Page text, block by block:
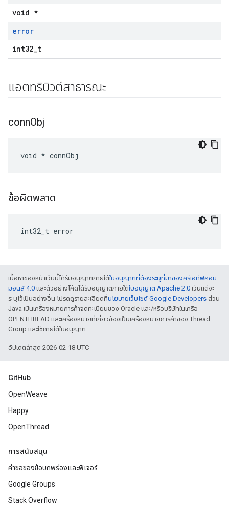
void *
error
int32_t
แอตทริบิวต์สาธารณะ
connObj
void * connObj
ข้อผิดพลาด
int32_t error
เนื้อหาของหน้าเว็บนี้ได้รับอนุญาตภายใต้ใบอนุญาตที่ต้องระบุที่มาของครีเอทีฟคอม
มอนส์ 4.0 และตัวอย่างโค้ดได้รับอนุญาตภายใต้ใบอนุญาต Apache 2.0 เว้นแต่จะ
ระบุไว้เป็นอย่างอื่น โปรดดูรายละเอียดที่นโยบายเว็บไซต์ Google Developers ส่วน
Java เป็นเครื่องหมายการค้าจดทะเบียนของ Oracle และ/หรือบริษัทในเครือ
OPENTHREAD และเครื่องหมายที่เกี่ยวข้องเป็นเครื่องหมายการค้าของ Thread
Group และใช้ภายใต้ใบอนุญาต
อัปเดตล่าสุด 2026-02-18 UTC
GitHub
OpenWeave
Happy
OpenThread
การสนับสนุน
คำขอของข้อบกพร่องและฟีเจอร์
Google Groups
Stack Overflow